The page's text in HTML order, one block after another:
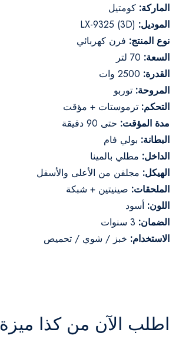
الماركة: كومتيل
الموديل:
نوع المنتج: فرن كهربائي
السعة:
القدرة:
المروحة: توربو
التحكم: ترموستات + مؤقت
مدة المؤقت: حتى 90 دقيقة
البطانة: بولي فام
الداخل: مطلي بالمينا
الهيكل: مجلفن من الأعلى والأسفل
الملحقات: صينيتين + شبكة
اللون: أسود
الضمان:
الاستخدام: خبز / شوي / تحميص
اطلب الآن من كذا ميزة